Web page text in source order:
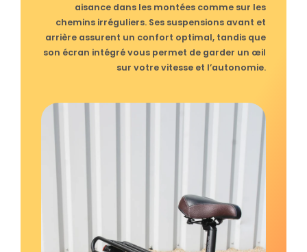
aisance dans les montées comme sur les
chemins irréguliers. Ses suspensions avant et
arrière assurent un confort optimal, tandis que
son écran intégré vous permet de garder un œil
sur votre vitesse et l’autonomie.